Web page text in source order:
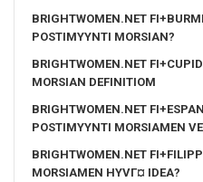
BRIGHTWOMEN.NET
POSTIMYYNTI MORSIAN?
BRIGHTWOMEN.NET
MORSIAN DEFINITIOM
BRIGHTWOMEN.NET
POSTIMYYNTI MORSIAMEN
BRIGHTWOMEN.NET
MORSIAMEN HYVГ¤ IDEA?